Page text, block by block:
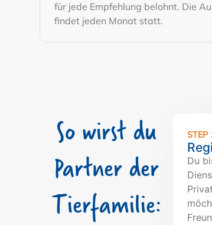
für jede Empfehlung belohnt. Die
findet jeden Monat statt.
So wirst du
Partner der
Tierfamilie:
STEP
Du